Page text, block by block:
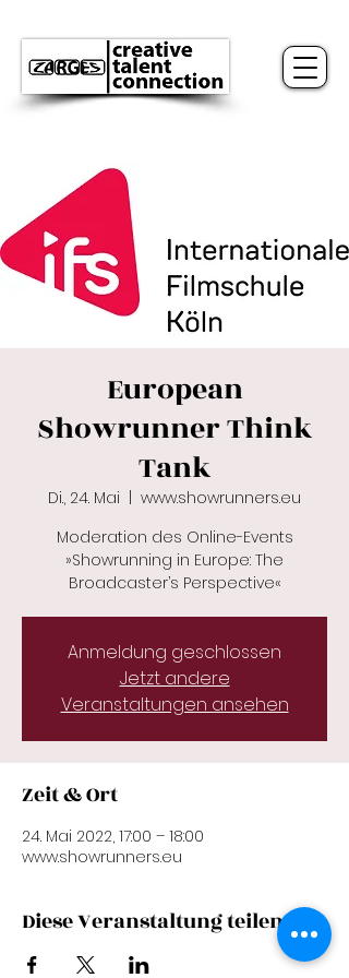
European
Showrunner Think
Tank
Di., 24. Mai
www.showrunners.eu
Moderation des Online-Events
»Showrunning in Europe: The
Broadcaster’s Perspective«
Anmeldung geschlossen
Jetzt andere
Veranstaltungen ansehen
Zeit & Ort
24. Mai 2022, 17:00 – 18:00
www.showrunners.eu
Diese Veranstaltung teilen